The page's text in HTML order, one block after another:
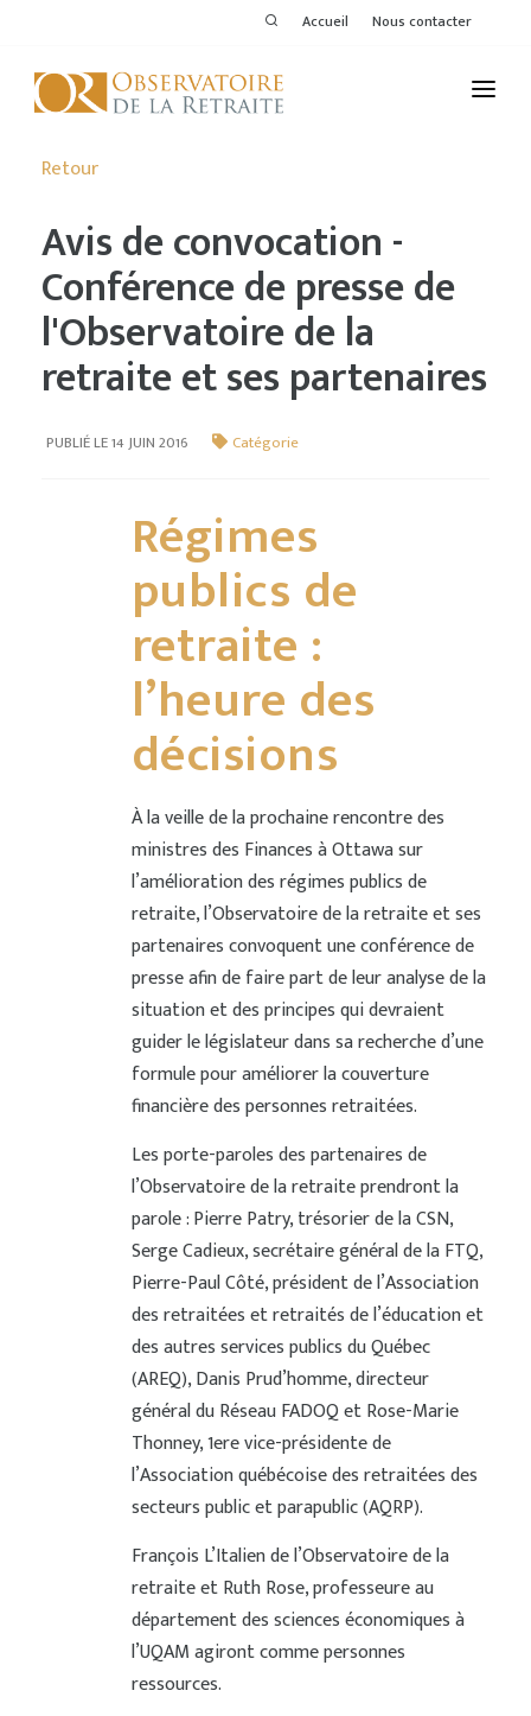
Accueil Nous contacter
ACTIVITÉS
THÉMATIQUES
MEMBRES
Retour
Avis de convocation -
Conférence de presse de
l'Observatoire de la
retraite et ses partenaires
PUBLIÉ LE 14 JUIN 2016 Catégorie
Régimes
publics de
retraite :
l’heure des
décisions
À la veille de la prochaine rencontre des
ministres des Finances à Ottawa sur
l’amélioration des régimes publics de
retraite, l’Observatoire de la retraite et ses
partenaires convoquent une conférence de
presse afin de faire part de leur analyse de la
situation et des principes qui devraient
guider le législateur dans sa recherche d’une
formule pour améliorer la couverture
financière des personnes retraitées.
Les porte-paroles des partenaires de
l’Observatoire de la retraite prendront la
parole : Pierre Patry, trésorier de la CSN,
Serge Cadieux, secrétaire général de la FTQ,
Pierre-Paul Côté, président de l’Association
des retraitées et retraités de l’éducation et
des autres services publics du Québec
(AREQ), Danis Prud’homme, directeur
général du Réseau FADOQ et Rose-Marie
Thonney, 1ere vice-présidente de
l’Association québécoise des retraitées des
secteurs public et parapublic (AQRP).
François L’Italien de l’Observatoire de la
retraite et Ruth Rose, professeure au
département des sciences économiques à
l’UQAM agiront comme personnes
ressources.